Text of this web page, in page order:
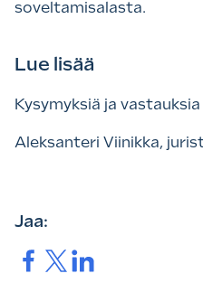
soveltamisalasta.
Lue lisää
Kysymyksiä ja
Aleksanteri Viinikka,
Jaa:
Jaa. Jaa.Jaa.